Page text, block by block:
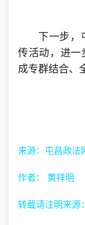
下一步，
传活动，进一
成专群结合、
来源：屯昌政法
作者： 黄祥明
转载请注明来源：